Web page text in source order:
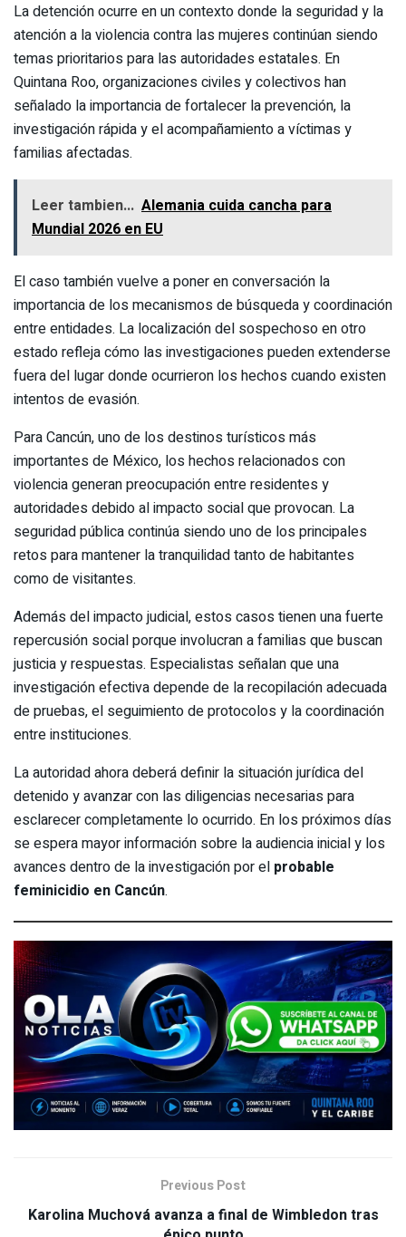
La detención ocurre en un contexto donde la seguridad y la
atención a la violencia contra las mujeres continúan siendo
temas prioritarios para las autoridades estatales. En
Quintana Roo, organizaciones civiles y colectivos han
señalado la importancia de fortalecer la prevención, la
investigación rápida y el acompañamiento a víctimas y
familias afectadas.
Leer tambien... Alemania cuida cancha para
Mundial 2026 en EU
El caso también vuelve a poner en conversación la
importancia de los mecanismos de búsqueda y coordinación
entre entidades. La localización del sospechoso en otro
estado refleja cómo las investigaciones pueden extenderse
fuera del lugar donde ocurrieron los hechos cuando existen
intentos de evasión.
Para Cancún, uno de los destinos turísticos más
importantes de México, los hechos relacionados con
violencia generan preocupación entre residentes y
autoridades debido al impacto social que provocan. La
seguridad pública continúa siendo uno de los principales
retos para mantener la tranquilidad tanto de habitantes
como de visitantes.
Además del impacto judicial, estos casos tienen una fuerte
repercusión social porque involucran a familias que buscan
justicia y respuestas. Especialistas señalan que una
investigación efectiva depende de la recopilación adecuada
de pruebas, el seguimiento de protocolos y la coordinación
entre instituciones.
La autoridad ahora deberá definir la situación jurídica del
detenido y avanzar con las diligencias necesarias para
esclarecer completamente lo ocurrido. En los próximos días
se espera mayor información sobre la audiencia inicial y los
avances dentro de la investigación por el probable
feminicidio en Cancún.
Previous Post
Karolina Muchová avanza a final de Wimbledon tras